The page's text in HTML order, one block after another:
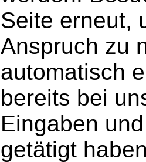
Seite erneut,
Anspruch zu
automatisch
bereits bei
Eingaben
getätigt